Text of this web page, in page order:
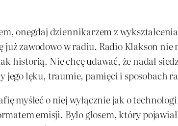
onegdaj dziennikarzem z
już zawodowo w radiu. Radio Klakson
historią. Nie chcę udawać, że nadal
lęku, traumie, pamięci i sposobach
myśleć o niej wyłącznie jak o
emisji. Było głosem, który pojawiał